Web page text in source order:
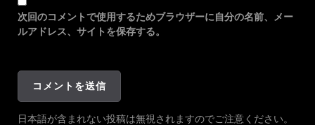
次回のコメントで使用するためブラウザーに自分の名前、メー
ルアドレス、サイトを保存する。
日本語が含まれない投稿は無視されますのでご注意ください。